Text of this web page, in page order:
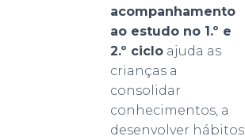
acompanhamento
ao estudo no 1.º e
2.º ciclo ajuda as
crianças a
consolidar
conhecimentos, a
desenvolver hábitos